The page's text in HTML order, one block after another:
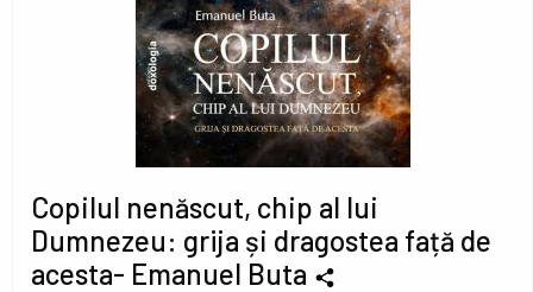
Copilul nenăscut, chip al lui
Dumnezeu: grija și dragostea față de
acesta- Emanuel Buta